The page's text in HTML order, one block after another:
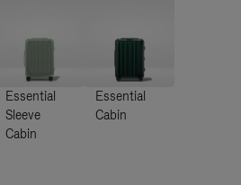
Essential
Sleeve
Cabin
Essential
Cabin